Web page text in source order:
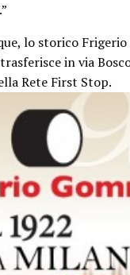
lo storico Frigerio
in via
Rete First Stop.